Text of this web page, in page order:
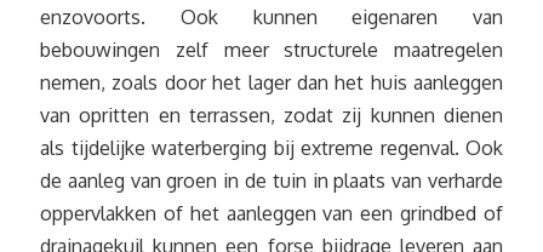
enzovoorts. Ook kunnen eigenaren van
bebouwingen zelf meer structurele maatregelen
nemen, zoals door het lager dan het huis aanleggen
van opritten en terrassen, zodat zij kunnen dienen
als tijdelijke waterberging bij extreme regenval. Ook
de aanleg van groen in de tuin in plaats van verharde
oppervlakken of het aanleggen van een grindbed of
drainagekuil kunnen een forse bijdrage leveren aan